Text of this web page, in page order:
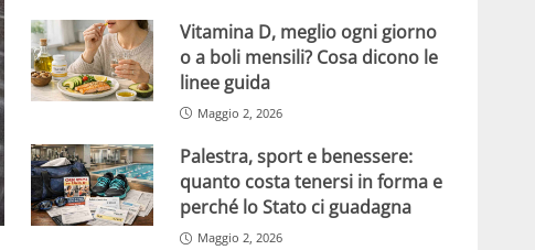
Vitamina D, meglio ogni giorno
o a boli mensili? Cosa dicono le
linee guida
Maggio 2, 2026
Palestra, sport e benessere:
quanto costa tenersi in forma e
perché lo Stato ci guadagna
Maggio 2, 2026